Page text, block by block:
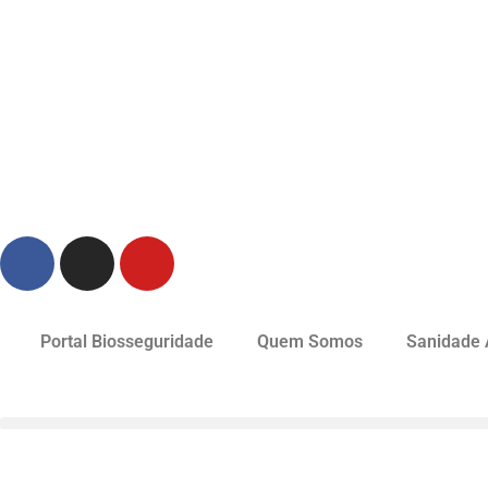
Portal Biosseguridade Quem Somos Sanidade